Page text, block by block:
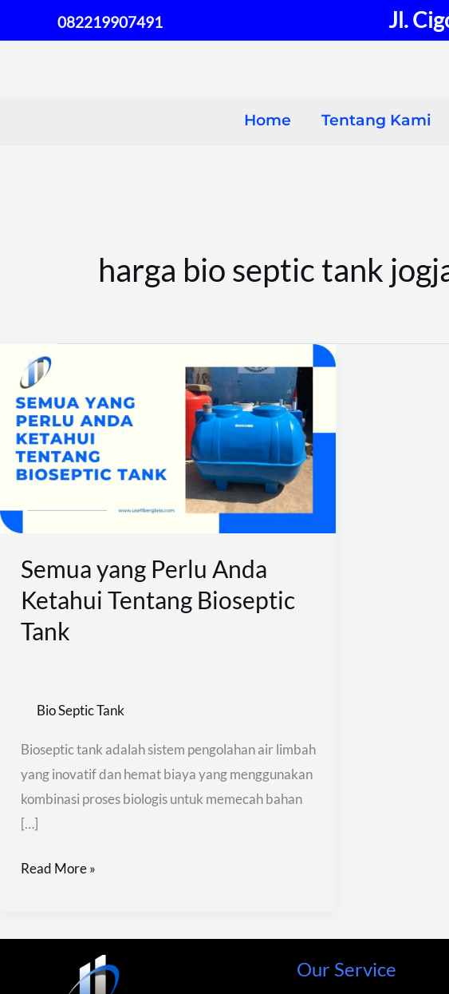
to
082219907491 Jl.
Home Tentang Kami
harga bio septic tank
Semua yang Perlu Anda
Ketahui Tentang Bioseptic
Tank
Bio Septic Tank
Bioseptic tank adalah sistem pengolahan air limbah
yang inovatif dan hemat biaya yang menggunakan
kombinasi proses biologis untuk memecah bahan
[…]
Semua
yang
Perlu
Anda
Ketahui
Tentang
Tank
Read More »
Our Service